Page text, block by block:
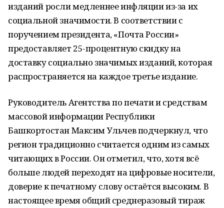
изданий росли медленнее инфляции из-за их
социальной значимости. В соответствии с
поручением президента, «Почта России»
предоставляет 25-процентную скидку на
доставку социально значимых изданий, которая
распространяется на каждое третье издание.
Руководитель Агентства по печати и средствам
массовой информации Республики
Башкортостан Максим Ульчев подчеркнул, что
регион традиционно считается одним из самых
читающих в России. Он отметил, что, хотя всё
больше людей переходят на цифровые носители,
доверие к печатному слову остаётся высоким. В
настоящее время общий среднеразовый тираж